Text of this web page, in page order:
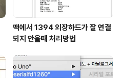
맥에서 1394 외장하드가 잘 연결
되지 안을때 처리방법